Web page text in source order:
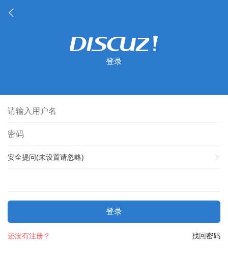
登录
安全提问(未设置请忽略)
登录
找回密码
还没有注册？